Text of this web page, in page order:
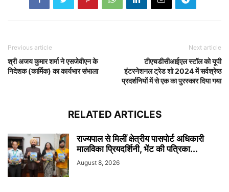
Previous article
श्री अजय कुमार शर्मा ने एसजेवीएन के
निदेशक (कार्मिक) का कार्यभार संभाला
Next article
टीएचडीसीआईएल स्टॉल को यूपी
इंटरनेशनल ट्रेड शो 2024 में सर्वश्रेष्ठ
प्रदर्शनियों में से एक का पुरस्कार दिया गया
RELATED ARTICLES
राज्यपाल से मिलीं क्षेत्रीय पासपोर्ट अधिकारी
मालविका प्रियदर्शिनी, भेंट की पत्रिका...
August 8, 2026